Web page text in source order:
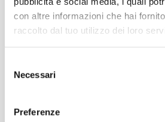
con altre informazioni che hai
raccolto dal tuo utilizzo dei loro
delNecessari
Preferenze